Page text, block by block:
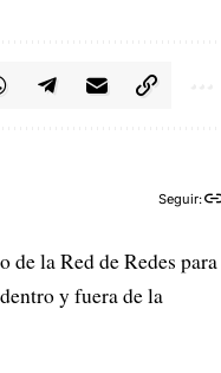
Seguir:
la Red de Redes para
y fuera de la